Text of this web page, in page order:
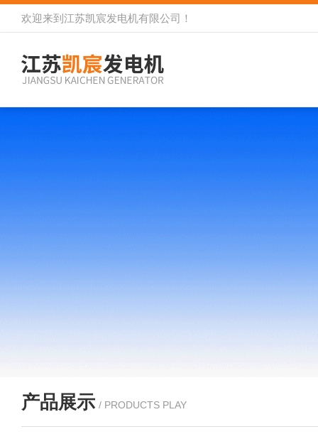
欢迎来到 江苏凯宸发电机有限公司 ！
产品展示 / PRODUCTS PLAY